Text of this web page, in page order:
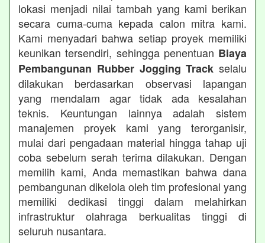
lokasi menjadi nilai tambah yang kami berikan
secara cuma-cuma kepada calon mitra kami.
Kami menyadari bahwa setiap proyek memiliki
keunikan tersendiri, sehingga penentuan Biaya
Pembangunan Rubber Jogging Track selalu
dilakukan berdasarkan observasi lapangan
yang mendalam agar tidak ada kesalahan
teknis. Keuntungan lainnya adalah sistem
manajemen proyek kami yang terorganisir,
mulai dari pengadaan material hingga tahap uji
coba sebelum serah terima dilakukan. Dengan
memilih kami, Anda memastikan bahwa dana
pembangunan dikelola oleh tim profesional yang
memiliki dedikasi tinggi dalam melahirkan
infrastruktur olahraga berkualitas tinggi di
seluruh nusantara.